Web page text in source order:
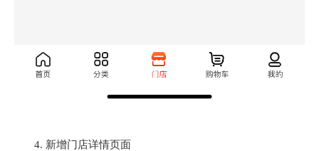
4. 新增门店详情页面